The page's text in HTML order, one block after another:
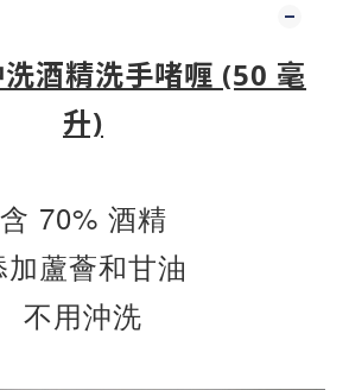
酒精洗手啫喱 (50 毫
升)
含 70% 酒精
加蘆薈和甘油
不用沖洗